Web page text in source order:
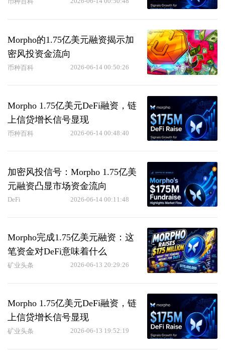
Morpho的1.75亿美元融资揭示加
密风投资金流向
币种百科 2026-06-14 00:50:26
Morpho 1.75亿美元DeFi融资，链
上信贷增长信号显现
币种百科 2026-06-14 00:48:40
加密风投信号：Morpho 1.75亿美
元融资凸显市场资金流向
DeFi 2026-06-14 00:11:48
Morpho完成1.75亿美元融资：这
笔资金对DeFi意味着什么
矿业头条 2026-06-13 20:29:26
Morpho 1.75亿美元DeFi融资，链
上信贷增长信号显现
矿业头条 2026-06-13 19:52:19